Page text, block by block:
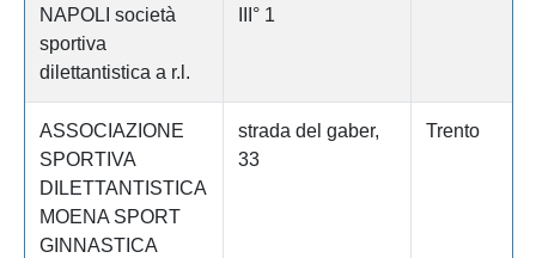
NAPOLI società
sportiva
dilettantistica a r.l.
III° 1
ASSOCIAZIONE
SPORTIVA
DILETTANTISTICA
MOENA SPORT
GINNASTICA
strada del gaber,
33
Trento